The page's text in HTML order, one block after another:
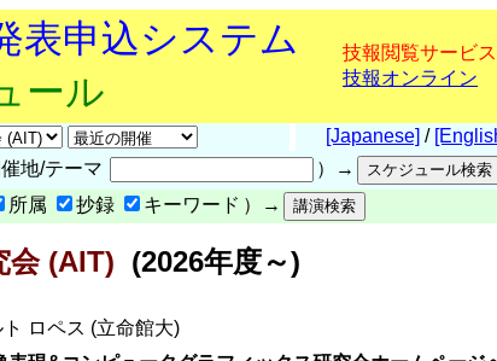
表申込システム
ール
技報閲覧サービス
技報オンライン
[Japanese] /
地/テーマ
）→
所属 抄録 キーワード ）→
会 (AIT) (2026年度～)
ロペス (立命館大)